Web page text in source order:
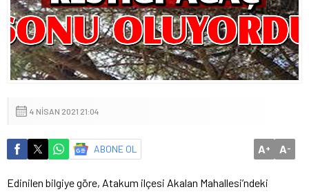
4 NISAN 2021 21:04
ABONE OL A+ A-
Edinilen bilgiye göre, Atakum ilçesi Akalan Mahallesi’ndeki